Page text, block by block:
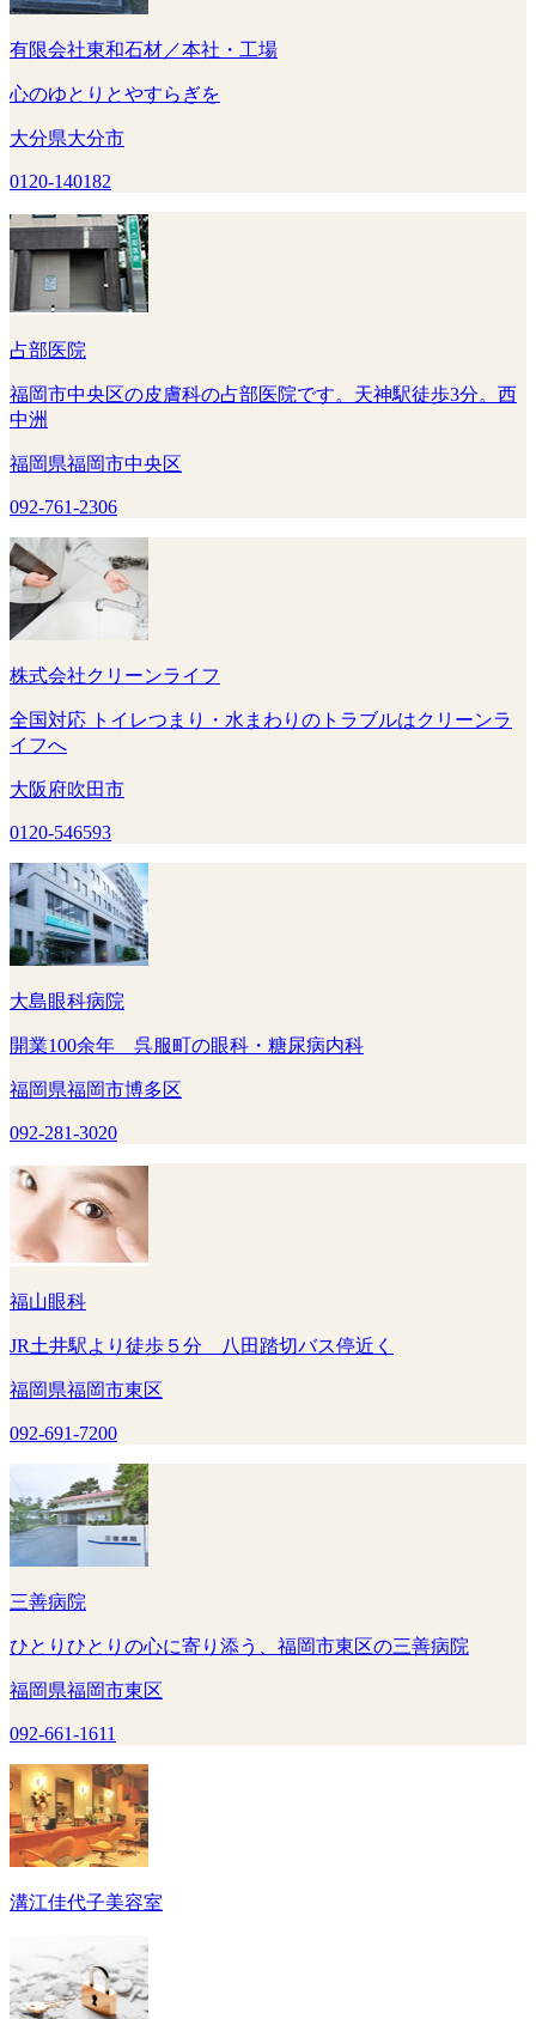
有限会社東和石材／本社・工場
心のゆとりとやすらぎを
大分県大分市
0120-140182
占部医院
福岡市中央区の皮膚科の占部医院です。天神駅徒歩3分。西
中洲
福岡県福岡市中央区
092-761-2306
株式会社クリーンライフ
全国対応 トイレつまり・水まわりのトラブルはクリーンラ
イフへ
大阪府吹田市
0120-546593
大島眼科病院
開業100余年 呉服町の眼科・糖尿病内科
福岡県福岡市博多区
092-281-3020
福山眼科
JR土井駅より徒歩５分 八田踏切バス停近く
福岡県福岡市東区
092-691-7200
三善病院
ひとりひとりの心に寄り添う、福岡市東区の三善病院
福岡県福岡市東区
092-661-1611
溝江佳代子美容室